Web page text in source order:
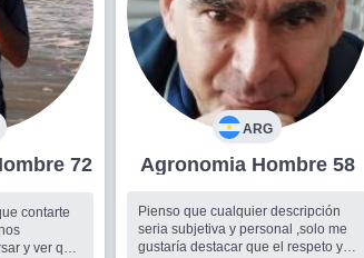
Hombre 72
contarte
y ver que
ARG
Agronomia Hombre 58
Pienso que cualquier descripción
seria subjetiva y personal ,solo me
gustaría destacar que el respeto y la